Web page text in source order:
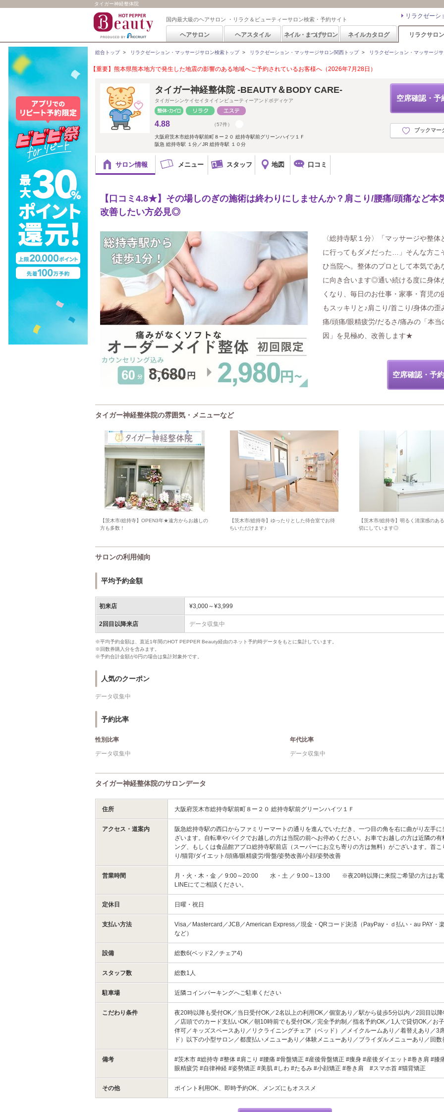
タイガー神経整体院
国内最大級のヘアサロン ・リラク＆ビューティーサロン検索・予約サイト リラクゼーシ
ヘアサロン ヘアスタイル ネイル・まつげサロン ネイルカタログ リラクサロン
総合トップ> リラクゼーション・マッサージサロン検索トップ> リラクゼーション・マッサージサロン関西トップ> リラクゼーション・マッサージ
【重要】熊本県熊本地方で発生した地震の影響のある地域へご予約されているお客様へ（2026年7月28日）
空席確認・予
ブックマー
タイガー神経整体院 -BEAUTY＆BODY CARE-
タイガーシンケイセイタイインビューティーアンドボディケア
4.88 （57件）
大阪府茨木市総持寺駅前町８ー２０ 総持寺駅前グリーンハイツ１Ｆ
阪急 総持寺駅 １分／JR 総持寺駅 １０分
サロン情報 メニュー スタッフ 地図 口コミ
【口コミ4.8★】その場しのぎの施術は終わりにしませんか？肩こり/腰痛/頭痛など本
改善したい方必見◎
〈総持寺駅１分〉「マッサージや整体
に行ってもダメだった…」そんな方こ
ひ当院へ。整体のプロとして本気であ
に向き合います◎通い続ける度に身体
くなり、毎日のお仕事・家事・育児の
もスッキリと♪肩こり/首こり/身体の歪
痛/頭痛/眼精疲労/だるさ/痛みの「本当
因」を見極め、改善します★
空席確認・予
タイガー神経整体院の雰囲気・メニューなど
【茨木市/総持寺】OPEN3年★遠方からお越しの
方も多数！
【茨木市/総持寺】ゆったりとした待合室でお待
ちいただけます♪
【茨木市/総持寺】明るく清潔感のあ
切にしています◎
サロンの利用傾向
平均予約金額
初来店 ¥3,000～¥3,999
2回目以降来店 データ収集中
※平均予約金額は、直近1年間のHOT PEPPER Beauty経由のネット予約時データをもとに集計しています。
※回数券購入分を含みます。
※予約合計金額が0円の場合は集計対象外です。
人気のクーポン
データ収集中
予約比率
性別比率
データ収集中
年代比率
データ収集中
タイガー神経整体院のサロンデータ
住所 大阪府茨木市総持寺駅前町８ー２０ 総持寺駅前グリーンハイツ１Ｆ
アクセス・道案内
阪急総持寺駅の西口からファミリーマートの通りを進んでいただき、一つ目の角を右に曲がり左手に
ざいます。自転車やバイクでお越しの方は当院の前へお停めください。お車でお越しの方は近隣の有
ング、もしくは食品館アプロ総持寺駅前店（スーパーにお立ち寄りの方は無料）がございます。首こ
り/猫背/ダイエット/頭痛/眼精疲労/骨盤/姿勢改善/小顔/姿勢改善
営業時間
月・火・木・金 ／ 9:00～20:00 水・土 ／ 9:00～13:00 ※夜20時以降に来院ご希望の方はお電
LINEにてご相談ください。
定休日 日曜・祝日
支払い方法
Visa／Mastercard／JCB／American Express／現金・QRコード決済（PayPay・ｄ払い・au PAY・
など）
設備 総数6(ベッド2／チェア4)
スタッフ数 総数1人
駐車場 近隣コインパーキングへご駐車ください
こだわり条件
夜20時以降も受付OK／当日受付OK／2名以上の利用OK／個室あり／駅から徒歩5分以内／2回目以降
／店頭でのカード支払いOK／朝10時前でも受付OK／完全予約制／指名予約OK／1人で貸切OK／お
伴可／キッズスペースあり／リクライニングチェア（ベッド）／メイクルームあり／着替えあり／3
ド）以下の小型サロン／都度払いメニューあり／体験メニューあり／ブライダルメニューあり／回数
備考
#茨木市 #総持寺 #整体 #肩こり #腰痛 #骨盤矯正 #産後骨盤矯正 #痩身 #産後ダイエット#巻き肩 #膝
眼精疲労 #自律神経 #姿勢矯正 #美肌 #しわ #たるみ #小顔矯正 #巻き肩 #スマホ首 #猫背矯正
その他 ポイント利用OK、即時予約OK、メンズにもオススメ